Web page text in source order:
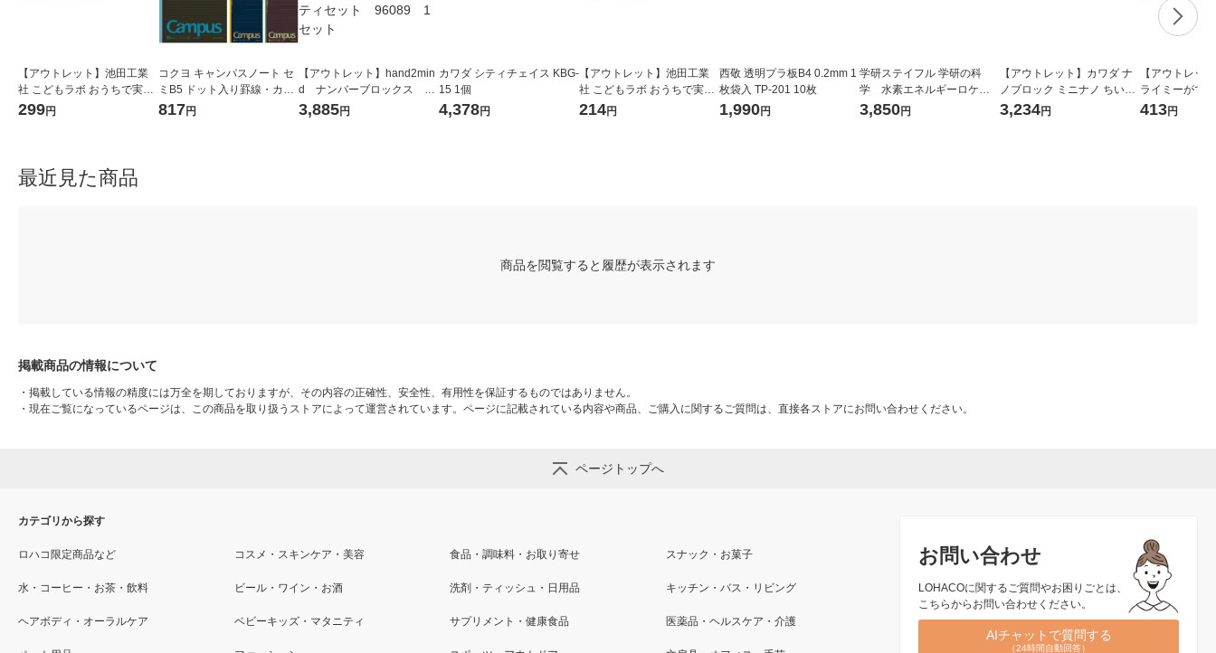
【アウトレット】池田工業
社 こどもラボ おうちで実験!
モコモコ結晶の山 890 1個
299円
コクヨ キャンパスノート セ
ミB5 ドット入り罫線・カラ
ー表紙 A罫7mm 30枚 5色セ
817円
【アウトレット】hand2min
d ナンバーブロックス ブ
ロックジー バランスアク
3,885円
カワダ シティチェイス KBG-
15 1個
4,378円
【アウトレット】池田工業
社 こどもラボ おうちで実験!
一瞬で凍る水!? 800 1個
214円
西敬 透明プラ板B4 0.2mm 1
枚袋入 TP-201 10枚
1,990円
学研ステイフル 学研の科
学 水素エネルギーロケッ
ト Q750946 1個
3,850円
【アウトレット】カワダ ナ
ノブロック ミニナノ ちいか
わ（BOX）
3,234円
【アウトレッ
ライミーがで
ク 090681 1個
413円
最近見た商品
商品を閲覧すると履歴が表示されます
掲載商品の情報について
・ 掲載している情報の精度には万全を期しておりますが、その内容の正確性、安全性、有用性を保証するものではありません。
・ 現在ご覧になっているページは、この商品を取り扱うストアによって運営されています。ページに記載されている内容や商品、ご購入に関するご質問は、直接各ストアにお問い合わせください。
ページトップへ
お問い合わせ
LOHACOに関するご質問やお困りごとは、
こちらからお問い合わせください。
AIチャットで質問する
（24時間自動回答）
カテゴリから探す
ロハコ限定商品など コスメ・スキンケア・美容 食品・調味料・お取り寄せ スナック・お菓子
水・コーヒー・お茶・飲料 ビール・ワイン・お酒 洗剤・ティッシュ・日用品 キッチン・バス・リビング
ヘアボディ・オーラルケア ベビーキッズ・マタニティ サプリメント・健康食品 医薬品・ヘルスケア・介護